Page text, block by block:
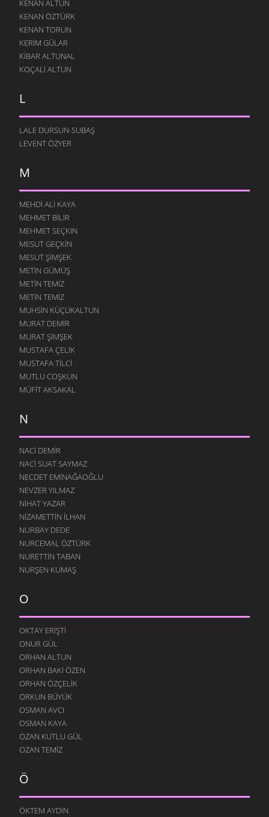
KENAN ALTUN
KENAN ÖZTÜRK
KENAN TORUN
KERIM GÜLAR
KIBAR ALTUNAL
KOÇALI ALTUN
L
LALE DURSUN-SUBAŞ
LEVENT ÖZYER
M
MEHDI ALI KAYA
MEHMET BILIR
MEHMET SEÇKIN
MESUT GEÇKIN
MESUT ŞIMŞEK
METIN GÜMÜŞ
METIN TEMIZ
METIN TEMIZ
MUHSIN KÜÇÜKALTUN
MURAT DEMIR
MURAT ŞIMŞEK
MUSTAFA ÇELIK
MUSTAFA TILCI
MUTLU COŞKUN
MÜFIT AKSAKAL
N
NACI DEMIR
NACI SUAT SAYMAZ
NECDET EMINAĞAOĞLU
NEVZER YILMAZ
NIHAT YAZAR
NIZAMETTIN İLHAN
NURBAY DEDE
NURCEMAL ÖZTÜRK
NURETTIN TABAN
NURŞEN KUMAŞ
O
OKTAY ERIŞTI
ONUR GÜL
ORHAN ALTUN
ORHAN BAKI ÖZEN
ORHAN ÖZÇELIK
ORKUN BÜYÜK
OSMAN AVCI
OSMAN KAYA
OZAN KUTLU GÜL
OZAN TEMIZ
Ö
ÖKTEM AYDIN